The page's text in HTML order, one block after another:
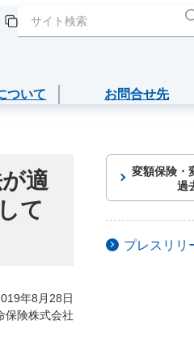
介護年金保険
あんしんねんきん介護
あんしんねんきん介護Ｒ
こども保険
ついて お問合せ先
適
て
年8月28日
保険株式会社
変額保険・
過
プレスリリ